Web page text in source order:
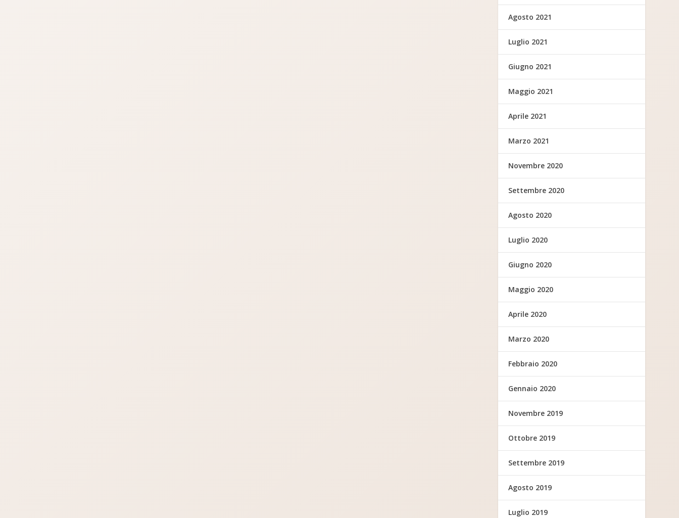
Agosto 2021
Luglio 2021
Giugno 2021
Maggio 2021
Aprile 2021
Marzo 2021
Novembre 2020
Settembre 2020
Agosto 2020
Luglio 2020
Giugno 2020
Maggio 2020
Aprile 2020
Marzo 2020
Febbraio 2020
Gennaio 2020
Novembre 2019
Ottobre 2019
Settembre 2019
Agosto 2019
Luglio 2019